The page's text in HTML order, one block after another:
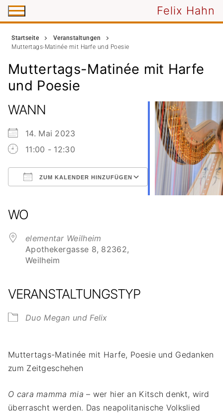
Zum
Inhalt
Felix Hahn
Startseite
Veranstaltungen
Muttertags-Matinée mit Harfe und Poesie
Muttertags-Matinée mit Harfe
und Poesie
WANN
14. Mai 2023
11:00 - 12:30
ZUM KALENDER HINZUFÜGEN
Outlook Live
WO
elementar Weilheim
Apothekergasse 8, 82362,
Weilheim
VERANSTALTUNGSTYP
Duo Megan und Felix
Muttertags-Matinée mit Harfe, Poesie und Gedanken
zum Zeitgeschehen
O cara mamma mia – wer hier an Kitsch denkt, wird
überrascht werden. Das neapolitanische Volkslied